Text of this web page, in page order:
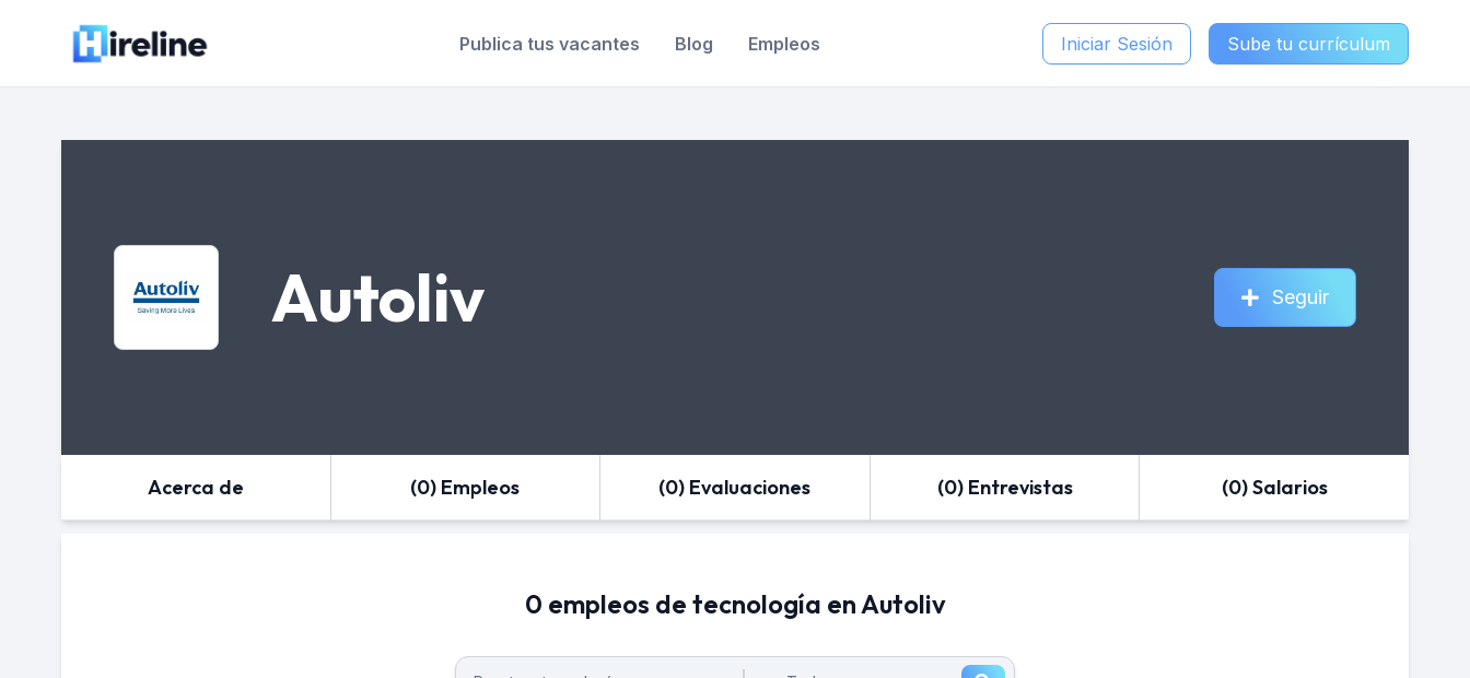
Publica tus vacantes Blog Empleos Iniciar Sesión Sube tu currículum
Autoliv Seguir
Acerca de (0) Empleos (0) Evaluaciones (0) Entrevistas (0) Salarios
0 empleos de tecnología en Autoliv